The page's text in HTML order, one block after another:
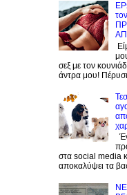
σεξ με τον
άντρα μου! Πέρυσι
στα social media
αποκαλύψει τα